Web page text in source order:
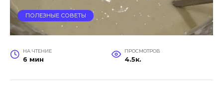
ПОЛЕЗНЫЕ СОВЕТЫ
НА ЧТЕНИЕ
6 мин
ПРОСМОТРОВ
4.5к.